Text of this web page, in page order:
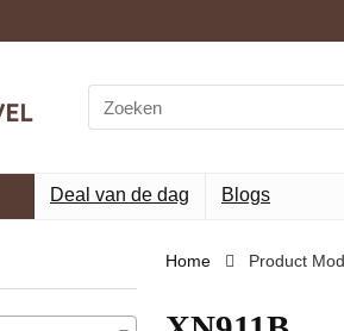
Search
for:
Deal van de dag Blogs
Home Product